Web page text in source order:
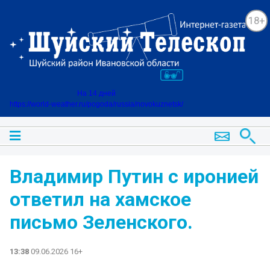
18+
На 14 дней
https://world-weather.ru/pogoda/russia/novokuznetsk/
Владимир Путин с иронией
ответил на хамское
письмо Зеленского.
13:38 09.06.2026 16+